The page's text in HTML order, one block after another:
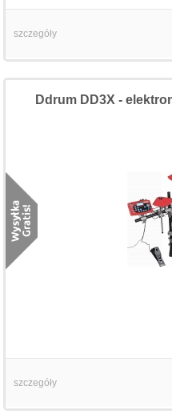
szczegóły
Ddrum DD3X -
szczegóły